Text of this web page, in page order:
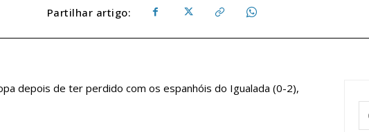
Partilhar artigo:
depois de ter perdido com os espanhóis do Igualada (0-2),